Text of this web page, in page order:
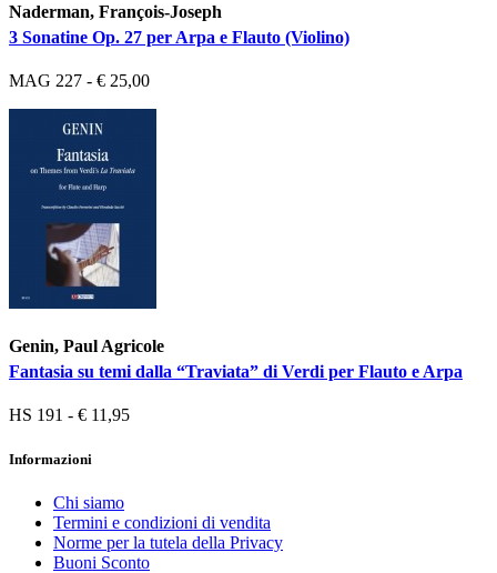
Naderman, François-Joseph
3 Sonatine Op. 27 per Arpa e Flauto (Violino)
MAG 227 - € 25,00
Genin, Paul Agricole
Fantasia su temi dalla “Traviata” di Verdi per Flauto e Arpa
HS 191 - € 11,95
Informazioni
Chi siamo
Termini e condizioni di vendita
Norme per la tutela della Privacy
Buoni Sconto